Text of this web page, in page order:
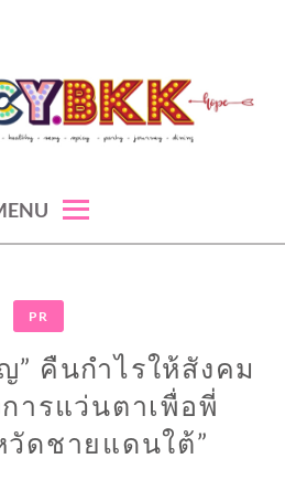
PR
” คืนกำไร​ให้​สังคม​
ารแว่นตาเพื่อพี่
วัดชายแดนใต้”